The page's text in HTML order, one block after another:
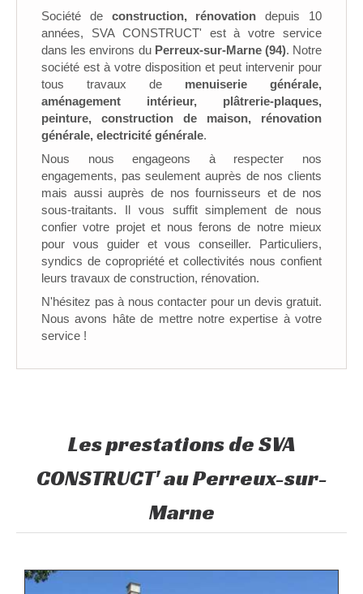
Société de construction, rénovation depuis 10
années, SVA CONSTRUCT' est à votre service
dans les environs du Perreux-sur-Marne (94). Notre
société est à votre disposition et peut intervenir pour
tous travaux de menuiserie générale,
aménagement intérieur, plâtrerie-plaques,
peinture, construction de maison, rénovation
générale, electricité générale.
Nous nous engageons à respecter nos
engagements, pas seulement auprès de nos clients
mais aussi auprès de nos fournisseurs et de nos
sous-traitants. Il vous suffit simplement de nous
confier votre projet et nous ferons de notre mieux
pour vous guider et vous conseiller. Particuliers,
syndics de copropriété et collectivités nous confient
leurs travaux de construction, rénovation.
N'hésitez pas à nous contacter pour un devis gratuit.
Nous avons hâte de mettre notre expertise à votre
service !
Les prestations de SVA
CONSTRUCT' au Perreux-sur-
Marne